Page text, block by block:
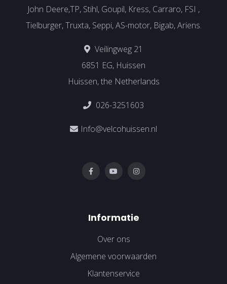
John Deere,TP, Stihl, Goupil, Kress, Carraro, FSI ,
Tielburger, Truxta, Seppi, AS-motor, Bigab, Ariens.
Veilingweg 21
6851 EG, Huissen
Huissen, the Netherlands
026-3251603
Info@velcohuissen.nl
Informatie
Over ons
Algemene voorwaarden
Klantenservice